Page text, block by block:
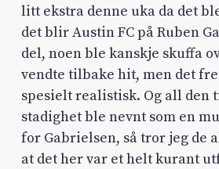
litt ekstra denne uka da det
det blir Austin FC på Ruben
del, noen ble kanskje skuffa
vendte tilbake hit, men det
spesielt realistisk. Og all den
stadighet ble nevnt som en
for Gabrielsen, så tror jeg de
at det her var et helt kurant